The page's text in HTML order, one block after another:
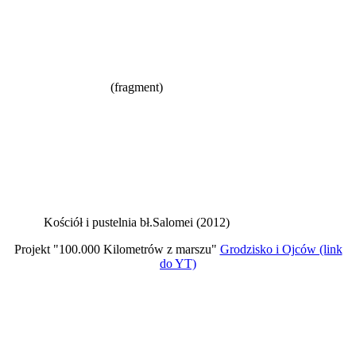
(fragment)
Kościół i pustelnia bł.Salomei (2012)
Projekt "100.000 Kilometrów z marszu" Grodzisko i Ojców (link
do YT)